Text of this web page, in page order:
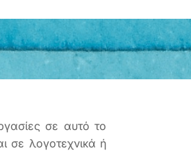
σε αυτό το
σε λογοτεχνικά ή